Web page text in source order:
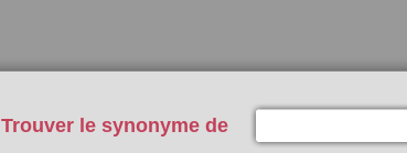
Trouver le synonyme de